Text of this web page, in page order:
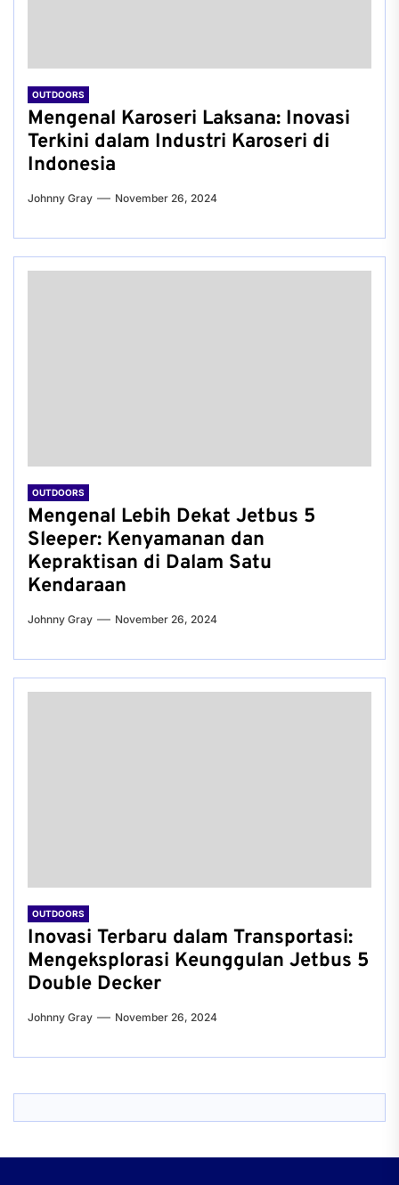
OUTDOORS
Mengenal Karoseri Laksana: Inovasi
Terkini dalam Industri Karoseri di
Indonesia
Johnny Gray November 26, 2024
OUTDOORS
Mengenal Lebih Dekat Jetbus 5
Sleeper: Kenyamanan dan
Kepraktisan di Dalam Satu
Kendaraan
Johnny Gray November 26, 2024
OUTDOORS
Inovasi Terbaru dalam Transportasi:
Mengeksplorasi Keunggulan Jetbus 5
Double Decker
Johnny Gray November 26, 2024